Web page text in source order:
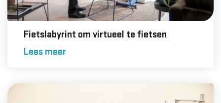
Fietslabyrint om virtueel te fietsen
Lees meer